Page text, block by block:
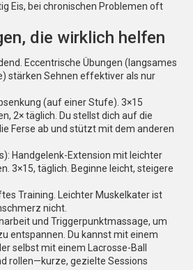
Eis, bei chronischen Problemen oft
die wirklich helfen
Eccentrische Übungen (langsames
stärken Sehnen effektiver als nur
(auf einer Stufe). 3×15
2× täglich. Du stellst dich auf die
Ferse ab und stützt mit dem anderen
Handgelenk-Extension mit leichter
3×15, täglich. Beginne leicht, steigere
Training. Leichter Muskelkater ist
nicht.
und Triggerpunktmassage, um
entspannen. Du kannst mit einem
selbst mit einem Lacrosse-Ball
rollen—kurze, gezielte Sessions